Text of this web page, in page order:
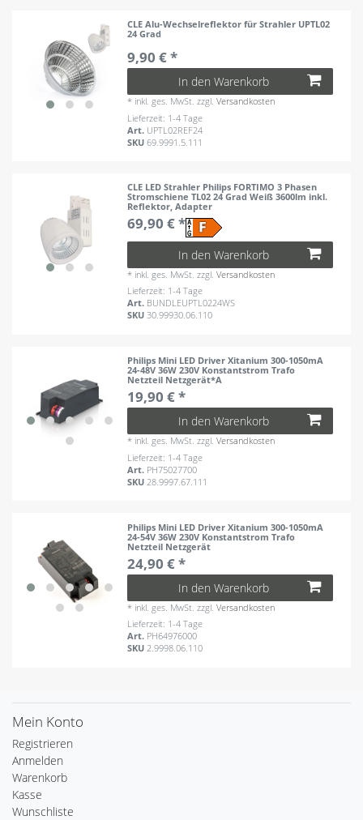
CLE Alu-Wechselreflektor für Strahler UPTL02
24 Grad
9,90 € *
In den Warenkorb
* inkl. ges. MwSt. zzgl.Versandkosten
Lieferzeit: 1-4 Tage
Art. UPTL02REF24
SKU69.9991.5.111
CLE LED Strahler Philips FORTIMO 3 Phasen
Stromschiene TL02 24 Grad Weiß 3600lm inkl.
Reflektor, Adapter
69,90 € *
In den Warenkorb
* inkl. ges. MwSt. zzgl.Versandkosten
Lieferzeit: 1-4 Tage
Art. BUNDLEUPTL0224WS
SKU30.99930.06.110
Philips Mini LED Driver Xitanium 300-1050mA
24-48V 36W 230V Konstantstrom Trafo
Netzteil Netzgerät*A
19,90 € *
In den Warenkorb
* inkl. ges. MwSt. zzgl.Versandkosten
Lieferzeit: 1-4 Tage
Art. PH75027700
SKU 28.9997.67.111
Philips Mini LED Driver Xitanium 300-1050mA
24-54V 36W 230V Konstantstrom Trafo
Netzteil Netzgerät
24,90 € *
In den Warenkorb
* inkl. ges. MwSt. zzgl.Versandkosten
Lieferzeit: 1-4 Tage
Art. PH64976000
SKU2.9998.06.110
Mein Konto
Registrieren
Anmelden
Warenkorb
Kasse
Wunschliste